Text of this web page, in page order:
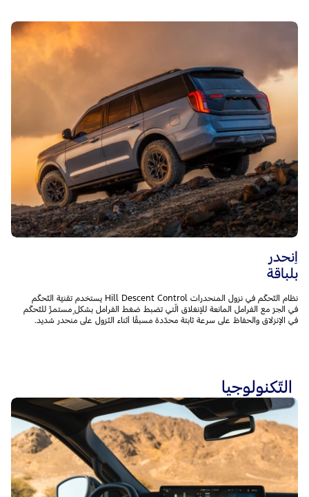
اِنحدر
بلباقة
نظام التّحكّم في نزول المنحدرات Hill Descent Control يستخدم تقنيّة التّحكّم
في الجرّ مع الفرامل المانعة للإنغلاق الّتي تضبط ضغط الفرامل بشكلٍ مستمرٍّ للتّحكّم
في الإنزلاق والحفاظ على سرعة ثابتة محدّدة مسبقًا أثناء النّزول على منحدر شديد.
التّكنولوجيا